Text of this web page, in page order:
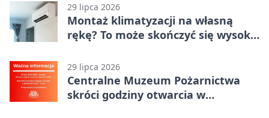
29 lipca 2026
Montaż klimatyzacji na własną
rękę? To może skończyć się wysoką
29 lipca 2026
Centralne Muzeum Pożarnictwa
skróci godziny otwarcia w